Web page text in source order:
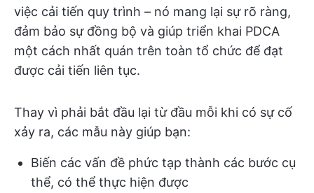
việc cải tiến quy trình – nó mang lại sự rõ ràng,
đảm bảo sự đồng bộ và giúp triển khai PDCA
một cách nhất quán trên toàn tổ chức để đạt
được cải tiến liên tục.
Thay vì phải bắt đầu lại từ đầu mỗi khi có sự cố
xảy ra, các mẫu này giúp bạn:
Biến các vấn đề phức tạp thành các bước cụ
thể, có thể thực hiện được